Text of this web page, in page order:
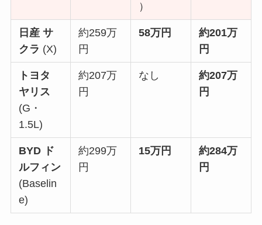
）
日産 サ
クラ (X)
約259万
円
58万円
約201万
円
トヨタ
ヤリス
(G・
1.5L)
約207万
円
なし
約207万
円
BYD ド
ルフィン
(Baselin
e)
約299万
円
15万円
約284万
円